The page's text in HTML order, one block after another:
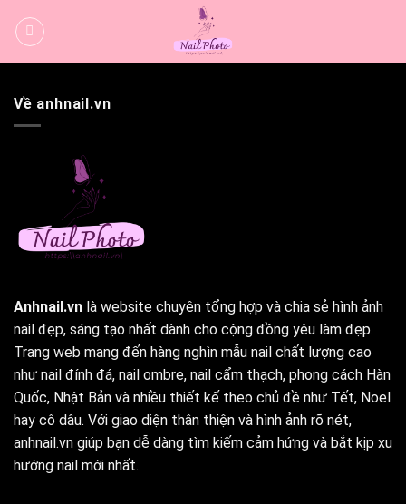
qua
Về anhnail.vn
Anhnail.vn là website chuyên tổng hợp và chia sẻ hình ảnh
nail đẹp, sáng tạo nhất dành cho cộng đồng yêu làm đẹp.
Trang web mang đến hàng nghìn mẫu nail chất lượng cao
như nail đính đá, nail ombre, nail cẩm thạch, phong cách Hàn
Quốc, Nhật Bản và nhiều thiết kế theo chủ đề như Tết, Noel
hay cô dâu. Với giao diện thân thiện và hình ảnh rõ nét,
anhnail.vn giúp bạn dễ dàng tìm kiếm cảm hứng và bắt kịp xu
hướng nail mới nhất.